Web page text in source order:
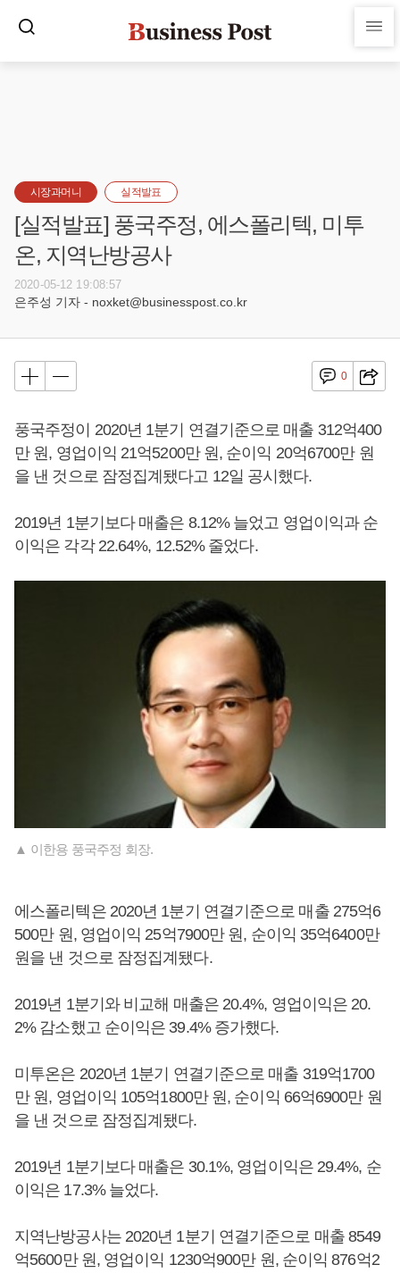
시장과머니 실적발표
[실적발표] 풍국주정, 에스폴리텍, 미투
온, 지역난방공사
2020-05-12 19:08:57
은주성 기자 - noxket@businesspost.co.kr
0
풍국주정이 2020년 1분기 연결기준으로 매출 312억400
만 원, 영업이익 21억5200만 원, 순이익 20억6700만 원
을 낸 것으로 잠정집계됐다고 12일 공시했다.
2019년 1분기보다 매출은 8.12% 늘었고 영업이익과 순
이익은 각각 22.64%, 12.52% 줄었다.
▲ 이한용 풍국주정 회장.
에스폴리텍은 2020년 1분기 연결기준으로 매출 275억6
500만 원, 영업이익 25억7900만 원, 순이익 35억6400만
원을 낸 것으로 잠정집계됐다.
2019년 1분기와 비교해 매출은 20.4%, 영업이익은 20.
2% 감소했고 순이익은 39.4% 증가했다.
미투온은 2020년 1분기 연결기준으로 매출 319억1700
만 원, 영업이익 105억1800만 원, 순이익 66억6900만 원
을 낸 것으로 잠정집계됐다.
2019년 1분기보다 매출은 30.1%, 영업이익은 29.4%, 순
이익은 17.3% 늘었다.
지역난방공사는 2020년 1분기 연결기준으로 매출 8549
억5600만 원, 영업이익 1230억900만 원, 순이익 876억2